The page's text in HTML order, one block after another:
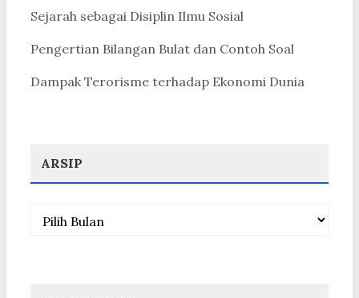
Sejarah sebagai Disiplin Ilmu Sosial
Pengertian Bilangan Bulat dan Contoh Soal
Dampak Terorisme terhadap Ekonomi Dunia
ARSIP
Arsip